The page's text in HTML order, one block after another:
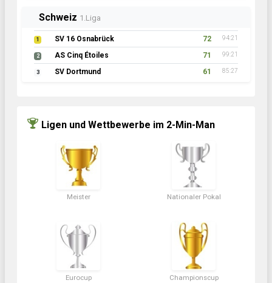
Schweiz 1.Liga
1 SV 16 Osnabrück 72 94:21
2 AS Cinq Étoiles 71 99:21
3 SV Dortmund 61 85:27
Ligen und Wettbewerbe im 2-Min-Man
Meister Nationaler Pokal
Eurocup Championscup